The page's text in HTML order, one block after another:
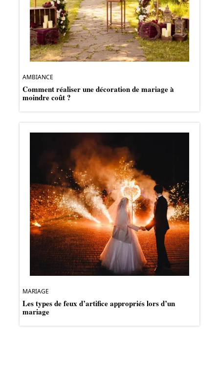
AMBIANCE
Comment réaliser une décoration de mariage à
moindre coût ?
MARIAGE
Les types de feux d’artifice appropriés lors d’un
mariage